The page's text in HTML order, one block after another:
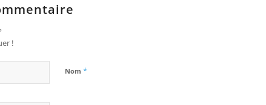
!
Nom *